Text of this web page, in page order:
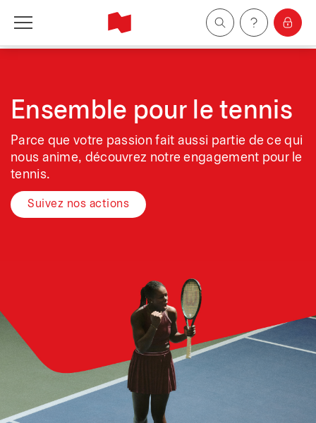
Entreprises
Gestion de patrimoine
À propos de nous
Devenir client
Ensemble pour le tennis
Parce que votre passion fait aussi partie de ce qui
nous anime, découvrez notre engagement pour le
tennis.
Suivez nos actions